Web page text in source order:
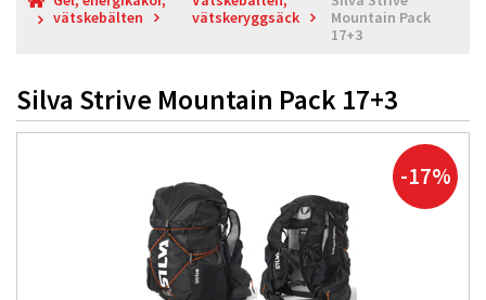
vätskebälten
vätskeryggsäck
Mountain Pack
17+3
Silva Strive Mountain Pack 17+3
-17%